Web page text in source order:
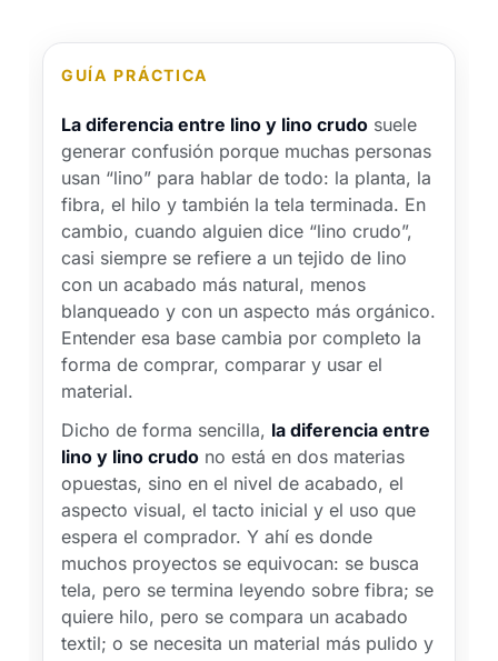
GUÍA PRÁCTICA
La diferencia entre lino y lino crudo suele
generar confusión porque muchas personas
usan “lino” para hablar de todo: la planta, la
fibra, el hilo y también la tela terminada. En
cambio, cuando alguien dice “lino crudo”,
casi siempre se refiere a un tejido de lino
con un acabado más natural, menos
blanqueado y con un aspecto más orgánico.
Entender esa base cambia por completo la
forma de comprar, comparar y usar el
material.
Dicho de forma sencilla, la diferencia entre
lino y lino crudo no está en dos materias
opuestas, sino en el nivel de acabado, el
aspecto visual, el tacto inicial y el uso que
espera el comprador. Y ahí es donde
muchos proyectos se equivocan: se busca
tela, pero se termina leyendo sobre fibra; se
quiere hilo, pero se compara un acabado
textil; o se necesita un material más pulido y